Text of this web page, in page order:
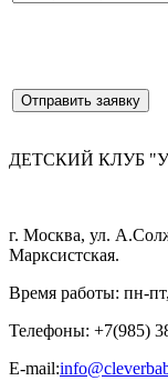
ДЕТСКИЙ КЛУБ
г. Москва, ул.
Марксистская.
Время работы: пн-
Телефоны: +7(985)
E-mail: